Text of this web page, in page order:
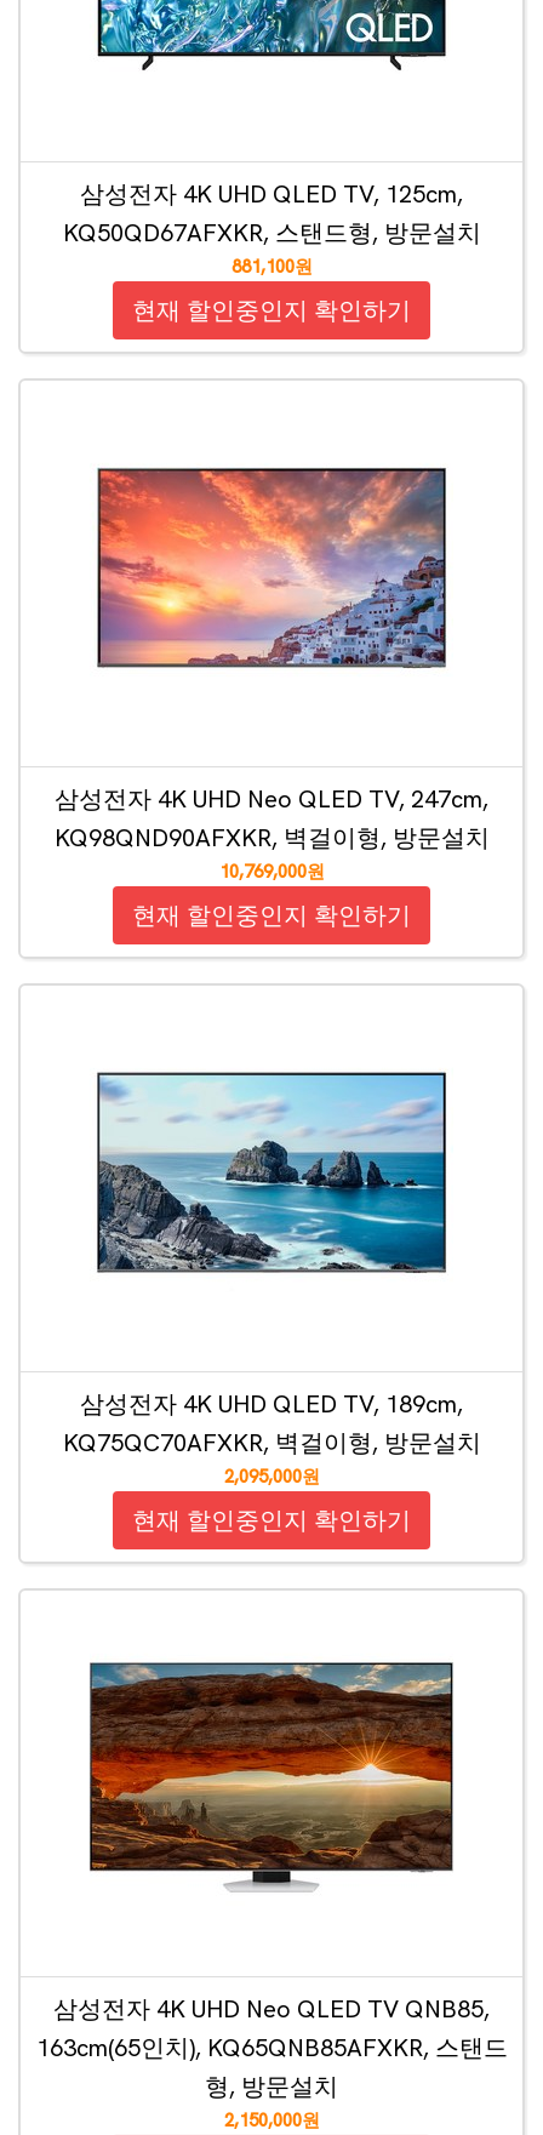
삼성전자 4K UHD QLED TV, 125cm,
KQ50QD67AFXKR, 스탠드형, 방문설치
881,100원
현재 할인중인지 확인하기
삼성전자 4K UHD Neo QLED TV, 247cm,
KQ98QND90AFXKR, 벽걸이형, 방문설치
10,769,000원
현재 할인중인지 확인하기
삼성전자 4K UHD QLED TV, 189cm,
KQ75QC70AFXKR, 벽걸이형, 방문설치
2,095,000원
현재 할인중인지 확인하기
삼성전자 4K UHD Neo QLED TV QNB85,
163cm(65인치), KQ65QNB85AFXKR, 스탠드
형, 방문설치
2,150,000원